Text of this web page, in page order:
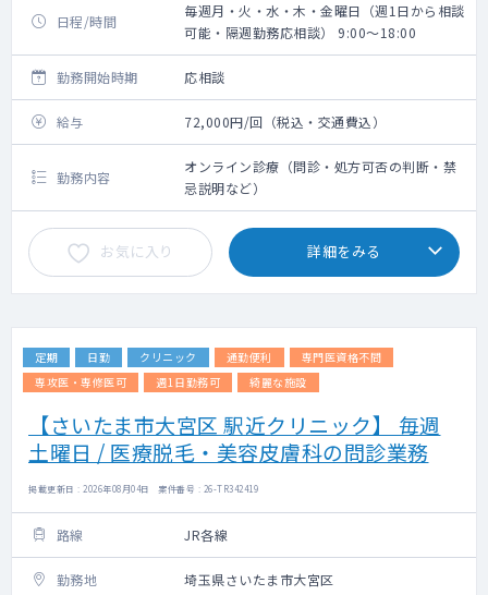
日程/時間
毎週月・火・水・木・金曜日（週1日から相談
可能・隔週勤務応相談） 9:00～18:00
勤務開始時期 応相談
給与 72,000円/回（税込・交通費込）
勤務内容
オンライン診療（問診・処方可否の判断・禁
忌説明など）
お気に入り 詳細をみる
定期 日勤 クリニック 通勤便利
専門医資格不問
専攻医・専修医可
週1日勤務可 綺麗な施設
【さいたま市大宮区 駅近クリニック】 毎週
土曜日 / 医療脱毛・美容皮膚科の問診業務
掲載更新日 : 2026年08月04日 案件番号 : 26-TR342419
路線 JR各線
勤務地 埼玉県さいたま市大宮区